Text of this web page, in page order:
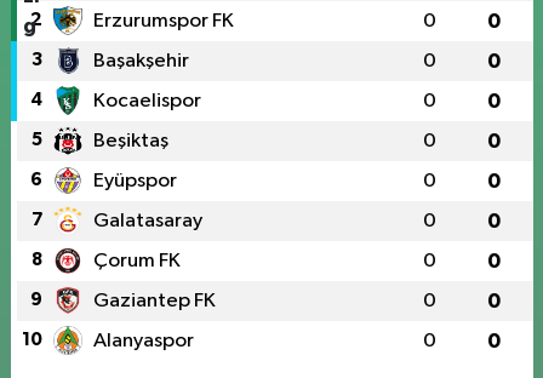
2 Erzurumspor FK 0 0
3 Başakşehir 0 0
4 Kocaelispor 0 0
5 Beşiktaş 0 0
6 Eyüpspor 0 0
7 Galatasaray 0 0
8 Çorum FK 0 0
9 Gaziantep FK 0 0
10 Alanyaspor 0 0